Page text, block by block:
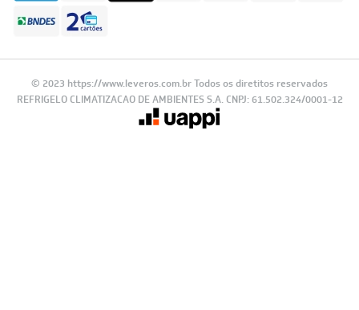
© 2023 https://www.leveros.com.br Todos os diretitos reservados
REFRIGELO CLIMATIZACAO DE AMBIENTES S.A. CNPJ: 61.502.324/0001-12